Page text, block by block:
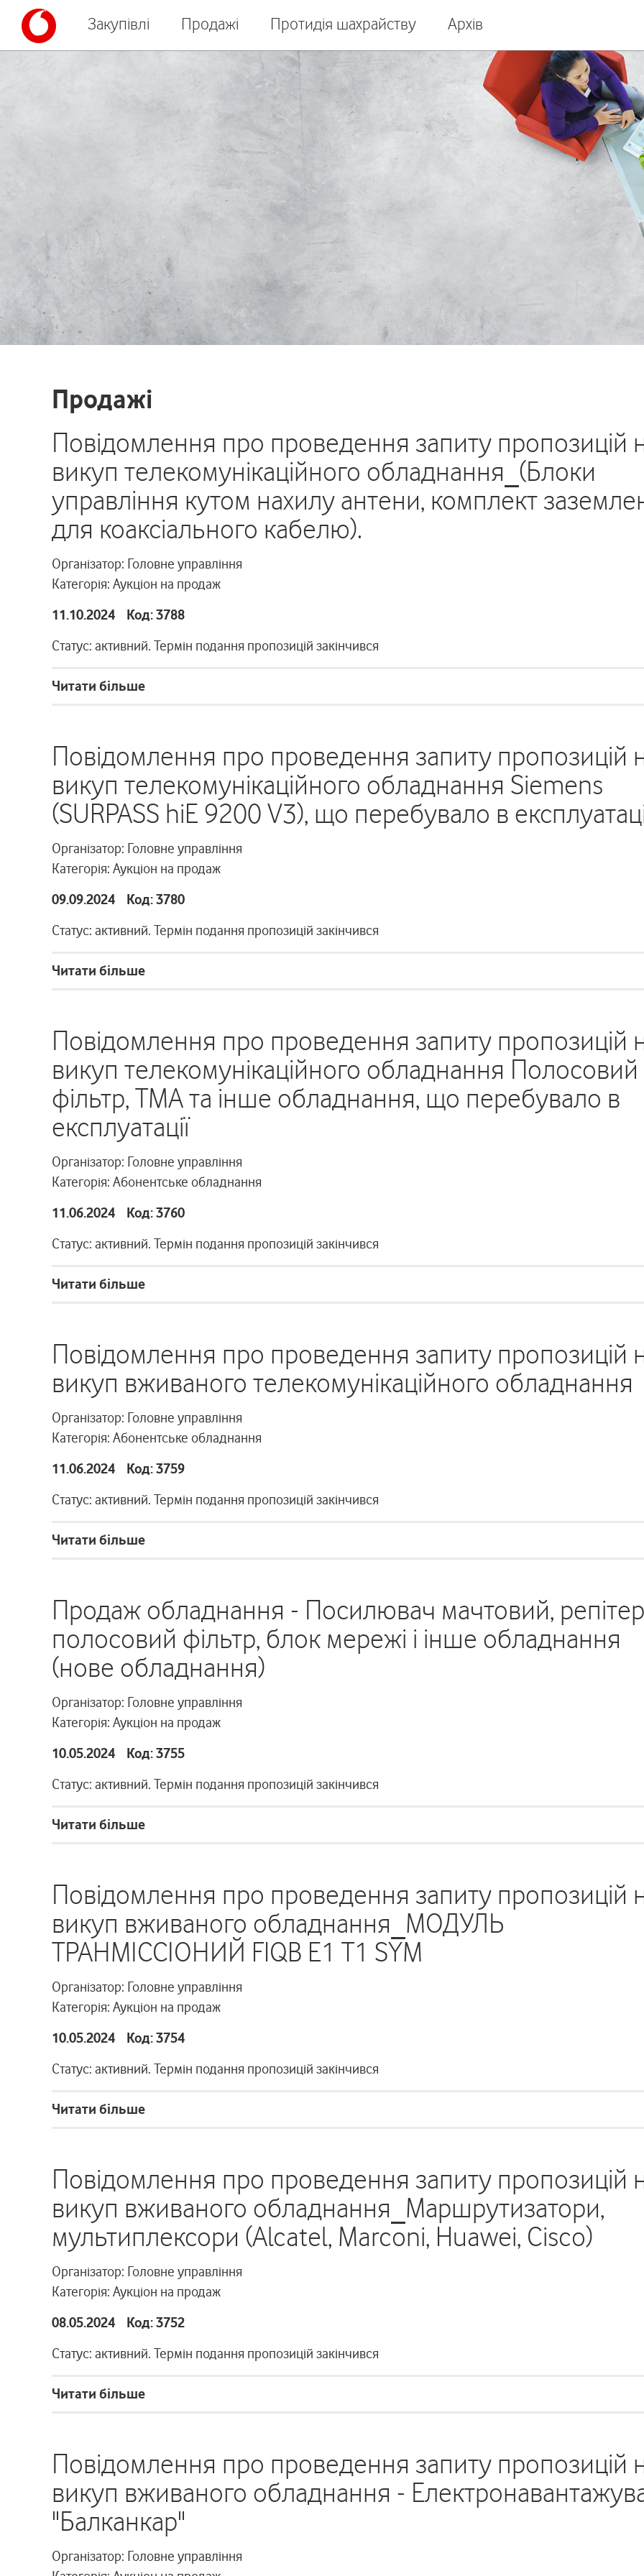
Закупівлі Продажі Протидія шахрайству Архів
Продажі
Повідомлення про проведення запиту пропозицій
викуп телекомунікаційного обладнання_(Блоки
управління кутом нахилу антени, комплект
для коаксіального кабелю).
Організатор: Головне управління
Категорія: Аукціон на продаж
11.10.2024 Код: 3788
Статус: активний. Термін подання пропозицій закінчився
Читати більше
Повідомлення про проведення запиту пропозицій
викуп телекомунікаційного обладнання Siemens
(SURPASS hiE 9200 V3), що перебувало в
Організатор: Головне управління
Категорія: Аукціон на продаж
09.09.2024 Код: 3780
Статус: активний. Термін подання пропозицій закінчився
Читати більше
Повідомлення про проведення запиту пропозицій
викуп телекомунікаційного обладнання Полосовий
фільтр, ТМА та інше обладнання, що перебувало в
експлуатації
Організатор: Головне управління
Категорія: Абонентське обладнання
11.06.2024 Код: 3760
Статус: активний. Термін подання пропозицій закінчився
Читати більше
Повідомлення про проведення запиту пропозицій
викуп вживаного телекомунікаційного обладнання
Організатор: Головне управління
Категорія: Абонентське обладнання
11.06.2024 Код: 3759
Статус: активний. Термін подання пропозицій закінчився
Читати більше
Продаж обладнання - Посилювач мачтовий,
полосовий фільтр, блок мережі і інше обладнання
(нове обладнання)
Організатор: Головне управління
Категорія: Аукціон на продаж
10.05.2024 Код: 3755
Статус: активний. Термін подання пропозицій закінчився
Читати більше
Повідомлення про проведення запиту пропозицій
викуп вживаного обладнання_МОДУЛЬ
ТРАНМІССІОНИЙ FIQB E1 T1 SYM
Організатор: Головне управління
Категорія: Аукціон на продаж
10.05.2024 Код: 3754
Статус: активний. Термін подання пропозицій закінчився
Читати більше
Повідомлення про проведення запиту пропозицій
викуп вживаного обладнання_Маршрутизатори,
мультиплексори (Alcatel, Marconi, Huawei, Cisco)
Організатор: Головне управління
Категорія: Аукціон на продаж
08.05.2024 Код: 3752
Статус: активний. Термін подання пропозицій закінчився
Читати більше
Повідомлення про проведення запиту пропозицій
викуп вживаного обладнання -
"Балканкар"
Організатор: Головне управління